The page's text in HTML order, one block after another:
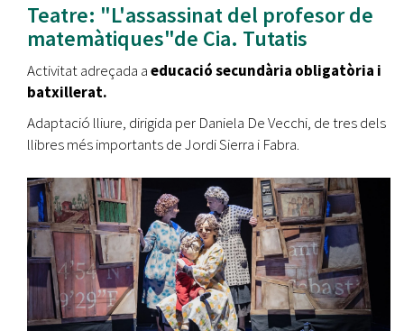
Teatre: "L'assassinat del profesor de
matemàtiques"de Cia. Tutatis
Activitat adreçada aeducació secundària obligatòria i
batxillerat.
Adaptació lliure, dirigida per Daniela De Vecchi, de tres dels
llibres més importants de Jordi Sierra i Fabra.